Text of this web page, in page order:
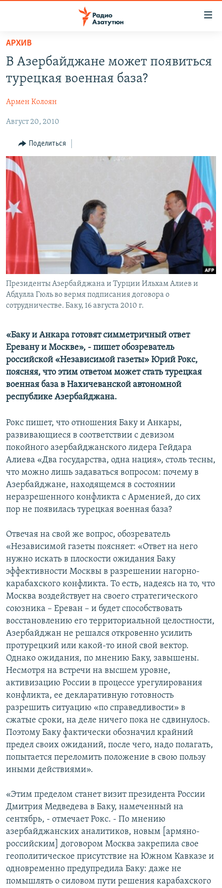
Перейти
основному
содержанию
Перейти
навигации
Перейти
поиску
НОВОСТИ
ПОЛИТИКА
ОБЩЕСТВО
ЭКОНОМИКА
РЕГИОН
НАГОРНЫЙ КАРАБАХ
КУЛЬТУРА
СПОРТ
АРХИВ
Հայերեն
English
Русский
Все сайты Радио Азатутюн
АРХИВ
В Азербайджане может появиться
турецкая военная база?
Армен Колоян
Август 20, 2010
Поделиться
Президенты Азербайджана и Турции Ильхам Алиев и
Абдулла Гюль во вермя подписания договора о
сотрудничестве. Баку, 16 августа 2010 г.
«Баку и Анкара готовят симметричный ответ
Еревану и Москве», - пишет обозреватель
российской «Независимой газеты» Юрий Рокс,
поясняя, что этим ответом может стать турецкая
военная база в Нахичеванской автономной
республике Азербайджана.
Рокс пишет, что отношения Баку и Анкары,
развивающиеся в соответствии с девизом
покойного азербайджанского лидера Гейдара
Алиева «Два государства, одна нация», столь тесны,
что можно лишь задаваться вопросом: почему в
Азербайджане, находящемся в состоянии
неразрешенного конфликта с Арменией, до сих
пор не появилась турецкая военная база?
Отвечая на свой же вопрос, обозреватель
«Независимой газеты поясняет: «Ответ на него
нужно искать в плоскости ожидания Баку
эффективности Москвы в разрешении нагорно-
карабахского конфликта. То есть, надеясь на то, что
Москва воздействует на своего стратегического
союзника – Ереван – и будет способствовать
восстановлению его территориальной целостности,
Азербайджан не решался откровенно усилить
протурецкий или какой-то иной свой вектор.
Однако ожидания, по мнению Баку, завышены.
Несмотря на встречи на высшем уровне,
активизацию России в процессе урегулирования
конфликта, ее декларативную готовность
разрешить ситуацию «по справедливости» в
сжатые сроки, на деле ничего пока не сдвинулось.
Поэтому Баку фактически обозначил крайний
предел своих ожиданий, после чего, надо полагать,
попытается переломить положение в свою пользу
иными действиями».
«Этим пределом станет визит президента России
Дмитрия Медведева в Баку, намеченный на
сентябрь, - отмечает Рокс. - По мнению
азербайджанских аналитиков, новым [армяно-
российским] договором Москва закрепила свое
геополитическое присутствие на Южном Кавказе и
одновременно предупредила Баку: даже не
помышлять о силовом пути решения карабахского